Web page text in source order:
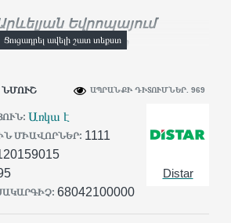
Եվրոպայում
գործիքների
արհեստավորներ ամեն
Առկա է
ՄԻԱՎՈՐՆԵՐ: 1111
68042100000
Distar
ՆՄՈՒՇ ԱՊՐԱՆՔԻ ԴԻՏՈՒՄՆԵՐ. 969